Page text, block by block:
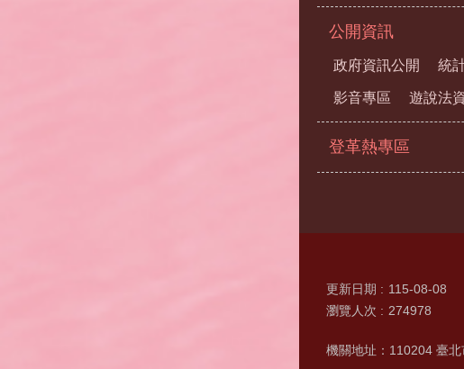
公開資訊
政府資訊公開 統
影音專區 遊說法
登革熱專區
更新日期
115-08-08
瀏覽人次
274978
機關地址：110204 臺